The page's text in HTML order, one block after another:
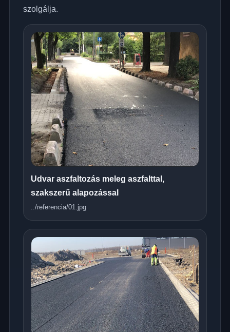
szolgálja.
Udvar aszfaltozás meleg aszfalttal,
szakszerű alapozással
../referencia/01.jpg